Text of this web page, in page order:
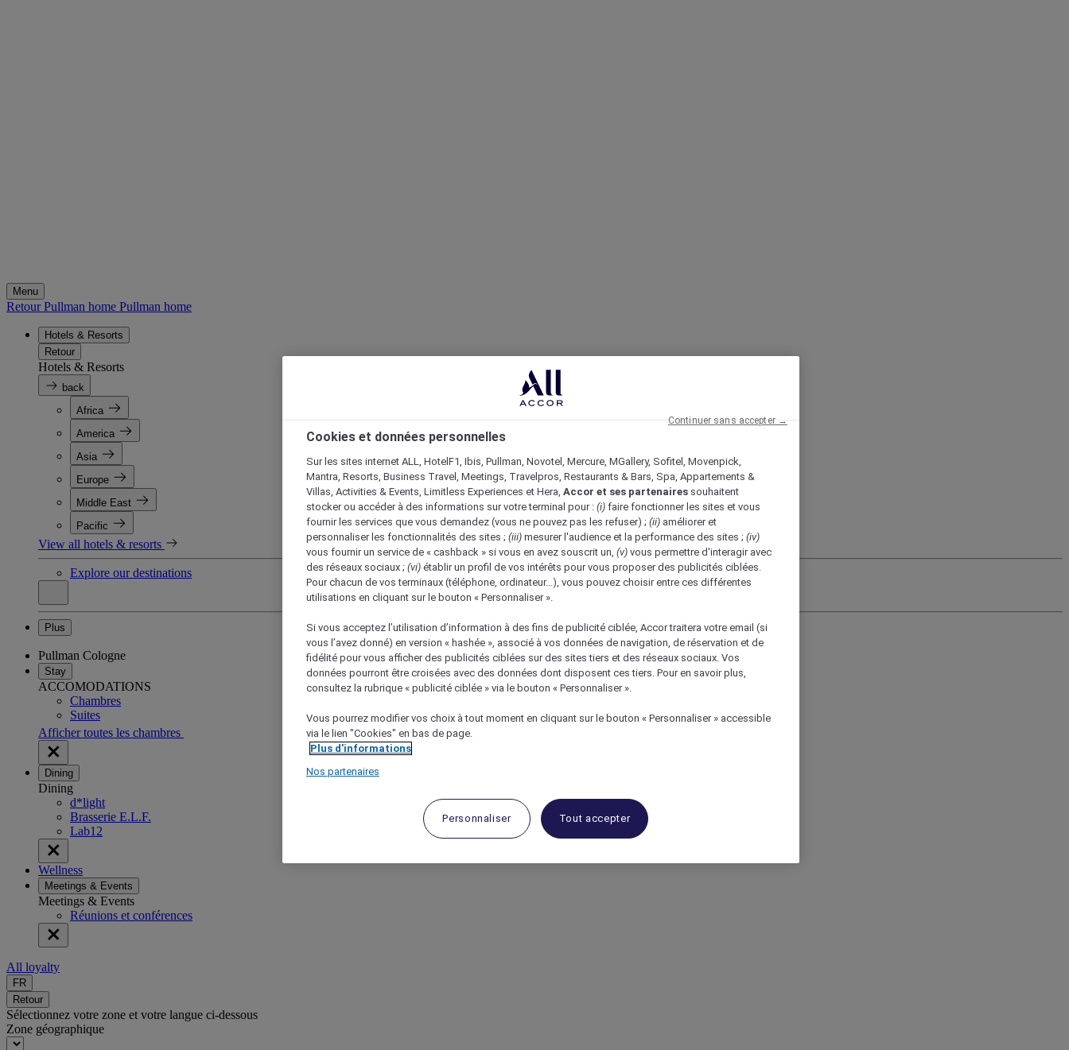
Menu
Retour Pullman home Pullman home
Hotels & Resorts
Retour
Hotels & Resorts
back
Africa
America
Asia
Europe
Middle East
Pacific
View all hotels & resorts
Explore our destinations
Plus
Pullman Cologne
Stay
ACCOMODATIONS
Chambres
Suites
Afficher toutes les chambres
Dining
Dining
d*light
Brasserie E.L.F.
Lab12
Wellness
Meetings & Events
Meetings & Events
Réunions et conférences
All loyalty
FR
Retour
Sélectionnez votre zone et votre langue ci-dessous
Zone géographique
Cookies et données personnelles
Sur les sites internet ALL, HotelF1, Ibis, Pullman, Novotel, Mercure, MGallery, Sofitel, Movenpick,
Mantra, Resorts, Business Travel, Meetings, Travelpros, Restaurants & Bars, Spa, Appartements &
Villas, Activities & Events, Limitless Experiences et Hera, Accor et ses partenaires souhaitent
stocker ou accéder à des informations sur votre terminal pour : (i) faire fonctionner les sites et vous
fournir les services que vous demandez (vous ne pouvez pas les refuser) ; (ii) améliorer et
personnaliser les fonctionnalités des sites ; (iii) mesurer l'audience et la performance des sites ; (iv)
vous fournir un service de « cashback » si vous en avez souscrit un, (v) vous permettre d'interagir avec
des réseaux sociaux ; (vi) établir un profil de vos intérêts pour vous proposer des publicités ciblées.
Pour chacun de vos terminaux (téléphone, ordinateur…), vous pouvez choisir entre ces différentes
utilisations en cliquant sur le bouton « Personnaliser ».
Si vous acceptez l’utilisation d’information à des fins de publicité ciblée, Accor traitera votre email (si
vous l’avez donné) en version « hashée », associé à vos données de navigation, de réservation et de
fidélité pour vous afficher des publicités ciblées sur des sites tiers et des réseaux sociaux. Vos
données pourront être croisées avec des données dont disposent ces tiers. Pour en savoir plus,
consultez la rubrique « publicité ciblée » via le bouton « Personnaliser ».
Vous pourrez modifier vos choix à tout moment en cliquant sur le bouton « Personnaliser » accessible
via le lien "Cookies" en bas de page.
Plus d'informations
Nos partenaires
Personnaliser Tout accepter
Continuer sans accepter →